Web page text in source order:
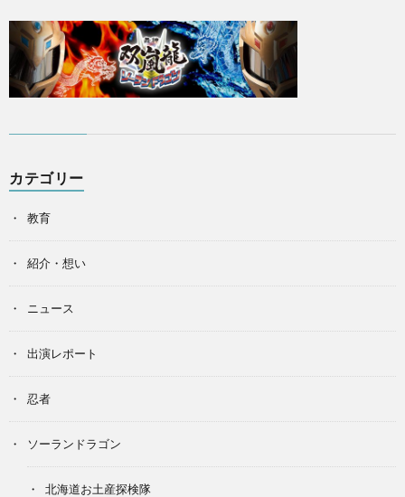
カテゴリー
教育
紹介・想い
ニュース
出演レポート
忍者
ソーランドラゴン
北海道お土産探検隊